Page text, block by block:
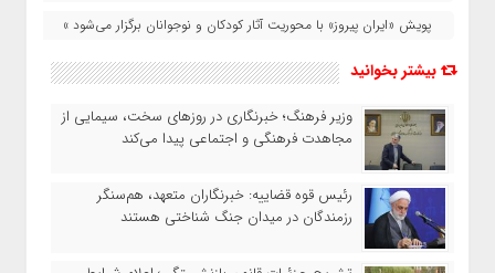
پویش «ایران پیروز» با محوریت آثار کودکان و نوجوانان برگزار می‌شود »
بیشتر بخوانید
وزیر فرهنگ؛ خبرنگاری در روزهای سخت، سیمایی از
مجاهدت فرهنگی و اجتماعی پیدا می‌کند
رئیس قوه قضاییه: خبرنگاران متعهد، هم‌سنگر
رزمندگان در میدان جنگ شناختی هستند